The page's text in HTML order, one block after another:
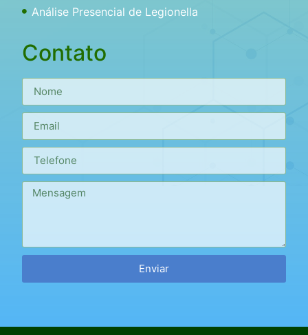
Análise Presencial de Legionella
Contato
Enviar